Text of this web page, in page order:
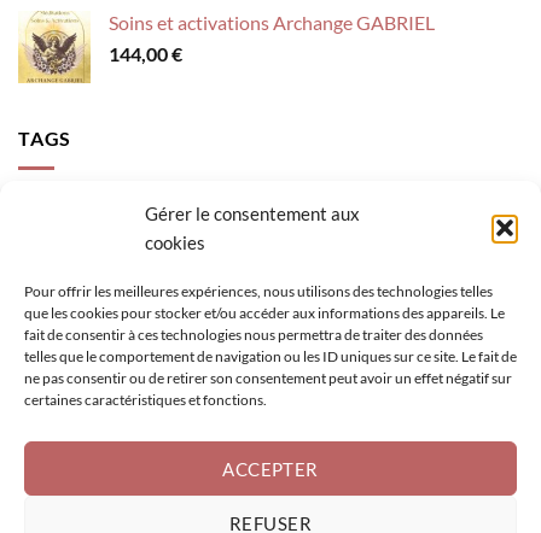
Gérer le consentement aux
cookies
Pour offrir les meilleures expériences, nous utilisons des technologies telles
que les cookies pour stocker et/ou accéder aux informations des appareils. Le
fait de consentir à ces technologies nous permettra de traiter des données
telles que le comportement de navigation ou les ID uniques sur ce site. Le fait de
ne pas consentir ou de retirer son consentement peut avoir un effet négatif sur
certaines caractéristiques et fonctions.
ACCEPTER
REFUSER
Soins et activations Archange GABRIEL
144,00€
TAGS
accompagnement activer sa lumière
Archange Gabriel
canalisation
création
figure géométrique sacrée loi de l'attraction
mental
méditation enfant
méditation guidée oracle
pensées
rayonner sa lumière
retrouver son potentiel rêves
se réaliser
soins activations
sérénité tableau
être de lumière
être soi